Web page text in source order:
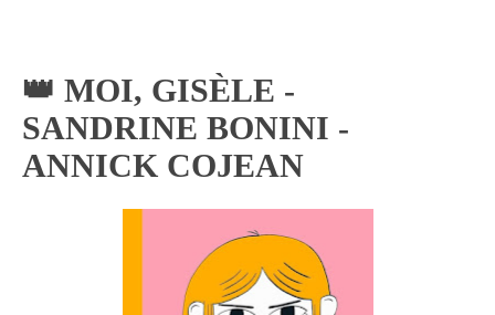
👑 MOI, GISÈLE -
SANDRINE BONINI -
ANNICK COJEAN